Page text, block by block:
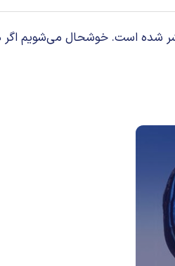
شده است. خوشحال می‌شویم اگر